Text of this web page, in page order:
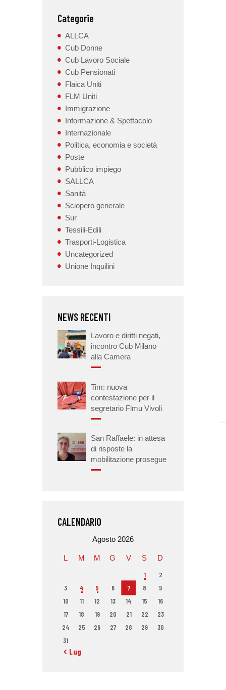
Categorie
ALLCA
Cub Donne
Cub Lavoro Sociale
Cub Pensionati
Flaica Uniti
FLM Uniti
Immigrazione
Informazione & Spettacolo
Internazionale
Politica, economia e società
Poste
Pubblico impiego
SALLCA
Sanità
Sciopero generale
Sur
Tessili-Edili
Trasporti-Logistica
Uncategorized
Unione Inquilini
NEWS RECENTI
Lavoro e diritti negati,
incontro Cub Milano
alla Camera
Tim: nuova
contestazione per il
segretario Flmu Vivoli
San Raffaele: in attesa
di risposte la
mobilitazione prosegue
CALENDARIO
Agosto 2026
L M M G V S D
1
2
3
4 5 6 7 8
9
10
11 12 13 14 15
16
17
18 19 20 21 22
23
24
25 26 27 28 29
30
31
« Lug